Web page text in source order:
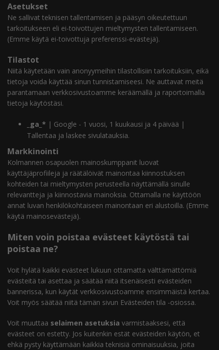
Asetukset
Ne sallivat teknisen tallentamisen ja pääsyn oikeutettuun
tarkoitukseen eli ei-toivottujen mieltymysten tallentamiseen.
(Emme käytä ei-toivottuja preferenssi-evästejä).
Tilastot
Niitä käytetään vain anonyymeihin tilastollisiin tarkoituksiin, eikä
tietoja voida käyttää sinun tunnistamiseesi. Ne auttavat meitä
parantamaan verkkosivustoamme keräämällä ja raportoimalla
tietoja käytöstäsi.
_ga_* | Google - 1 vuosi, 1 kuukausi ja 4 päivää |
Tallentaa ja laskee sivulatauksia.
Markkinointi
Kolmannen osapuolen mainoskumppanit luovat
käyttäjäprofiileja ja räätälöivät mainontaa kiinnostuksen
kohteiden tai mieltymysten perusteella näyttämällä sinulle
relevantteja ja kiinnostavia mainoksia. Ottamalla ne käyttöön
annat luvan henkilökohtaiseen mainontaan eri alustoilla. (Emme
käytä mainosevästejä).
Miten voin poistaa evästeet käytöstä tai
poistaa ne?
Voit hylätä kaikki evästeet lukuun ottamatta välttämättömiä
evästeitä tai asettaa ja säätää niitä itsenäisesti evästeiden
bannerissa, kun käytät verkkosivustoamme ensimmäistä kertaa.
Voit myös säätää niitä tämän sivun Evästeiden tila -osiossa.
Voit muuttaa selaimen asetuksia varmistaaksesi, että
evästeet on estetty. Jos kuitenkin estät evästeiden käytön, et
ehkä pysty käyttämään kaikkia teknisiä ominaisuuksia, joita